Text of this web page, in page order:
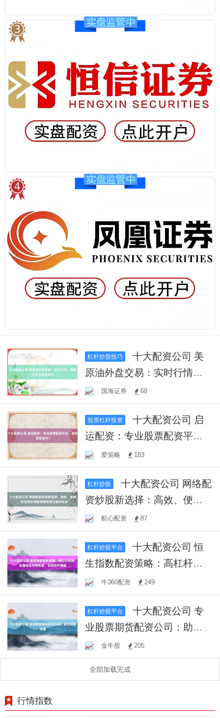
杠杆炒股技巧
十大配资公司 美
原油外盘交易：实时行情、
策略分析与交易技巧
国海证券 68
股票杠杆投资
十大配资公司 启
运配资：专业股票配资平
台，助您启航股市！
爱策略 183
杠杆炒股
十大配资公司 网络配
资炒股新选择：高效、便
捷、安全的在线配资服务助
力股市投资
航心配资 87
杠杆炒股平台
十大配资公司 恒
生指数配资策略：高杠杆投
资，把握恒生市场机遇，实
现资产增值
牛360配资 249
杠杆炒股平台
十大配资公司 专
业股票期货配资公司：助您
财富增值
金牛股 205
全部加载完成
行情指数